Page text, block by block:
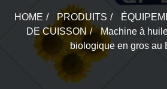
HOME PRODUITS
DE CUISSON
Machine à
biologique en gros au